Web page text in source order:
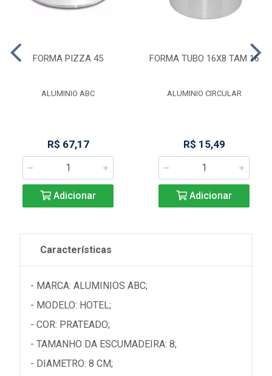
FORMA PIZZA 45
ALUMINIO ABC
R$ 67,17
Adicionar
FORMA TUBO 16X8 TAM 16
ALUMINIO CIRCULAR
R$ 15,49
Adicionar
Características
- MARCA: ALUMINIOS ABC;
- MODELO: HOTEL;
- COR: PRATEADO;
- TAMANHO DA ESCUMADEIRA: 8;
- DIAMETRO: 8 CM;